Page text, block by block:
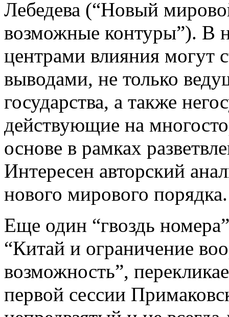
Лебедева (“Новый
возможные контуры”). В
центрами влияния могут
выводами, не только
государства, а также
действующие на
основе в рамках
Интересен авторский
нового мирового порядка.
Еще один “гвоздь
“Китай и ограничение
возможность”,
первой сессии